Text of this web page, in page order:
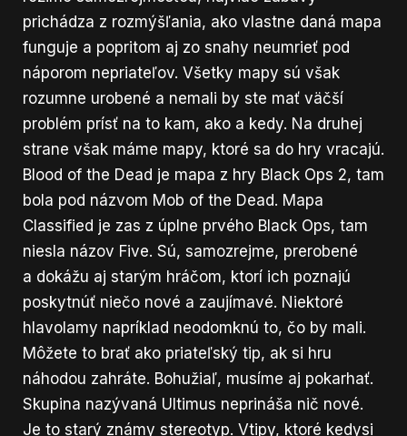
prichádza z rozmýšľania, ako vlastne daná mapa
funguje a popritom aj zo snahy neumrieť pod
náporom nepriateľov. Všetky mapy sú však
rozumne urobené a nemali by ste mať väčší
problém prísť na to kam, ako a kedy. Na druhej
strane však máme mapy, ktoré sa do hry vracajú.
Blood of the Dead je mapa z hry Black Ops 2, tam
bola pod názvom Mob of the Dead. Mapa
Classified je zas z úplne prvého Black Ops, tam
niesla názov Five. Sú, samozrejme, prerobené
a dokážu aj starým hráčom, ktorí ich poznajú
poskytnúť niečo nové a zaujímavé. Niektoré
hlavolamy napríklad neodomknú to, čo by mali.
Môžete to brať ako priateľský tip, ak si hru
náhodou zahráte. Bohužiaľ, musíme aj pokarhať.
Skupina nazývaná Ultimus neprináša nič nové.
Je to starý známy stereotyp. Vtipy, ktoré kedysi